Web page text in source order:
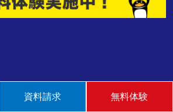
資料請求 無料体験